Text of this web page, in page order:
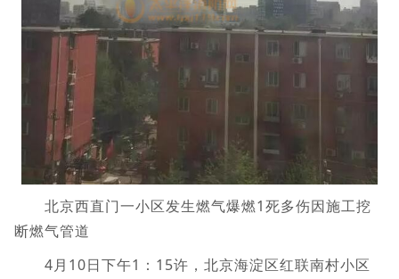
北京西直门一小区发生燃气爆燃1死多伤因施工挖
断燃气管道
4月10日下午1：15许，北京海淀区红联南村小区